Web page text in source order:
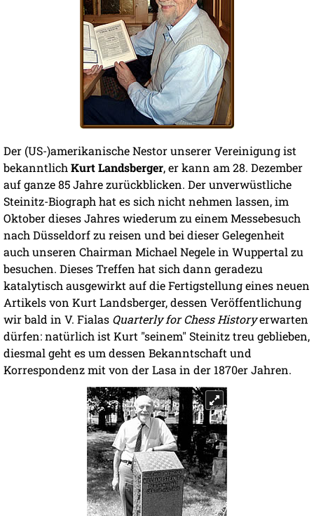
Der (US-)amerikanische Nestor unserer Vereinigung ist
bekanntlich Kurt Landsberger, er kann am 28. Dezember
auf ganze 85 Jahre zurückblicken. Der unverwüstliche
Steinitz-Biograph hat es sich nicht nehmen lassen, im
Oktober dieses Jahres wiederum zu einem Messebesuch
nach Düsseldorf zu reisen und bei dieser Gelegenheit
auch unseren Chairman Michael Negele in Wuppertal zu
besuchen. Dieses Treffen hat sich dann geradezu
katalytisch ausgewirkt auf die Fertigstellung eines neuen
Artikels von Kurt Landsberger, dessen Veröffentlichung
wir bald in V. Fialas Quarterly for Chess Historyerwarten
dürfen: natürlich ist Kurt "seinem" Steinitz treu geblieben,
diesmal geht es um dessen Bekanntschaft und
Korrespondenz mit von der Lasa in der 1870er Jahren.